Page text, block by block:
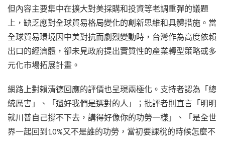
但內容主要集中在擴大對美採購和投資等老調重彈的議題
上，缺乏應對全球貿易格局變化的創新思維和具體措施。當
全球貿易環境因中美對抗而劇烈變動時，台灣作為高度依賴
出口的經濟體，卻未見政府提出實質性的產業轉型策略或多
元化市場拓展計畫。
網路上對賴清德回應的評價也呈現兩極化。支持者認為「總
統厲害」、「還好我們是選對的人」；批評者則直言「明明
就川普自己撐不下去，講得好像你的功勞一樣」、「是全世
界一起回到10%又不是誰的功勞，當初要課稅的時候怎麼不